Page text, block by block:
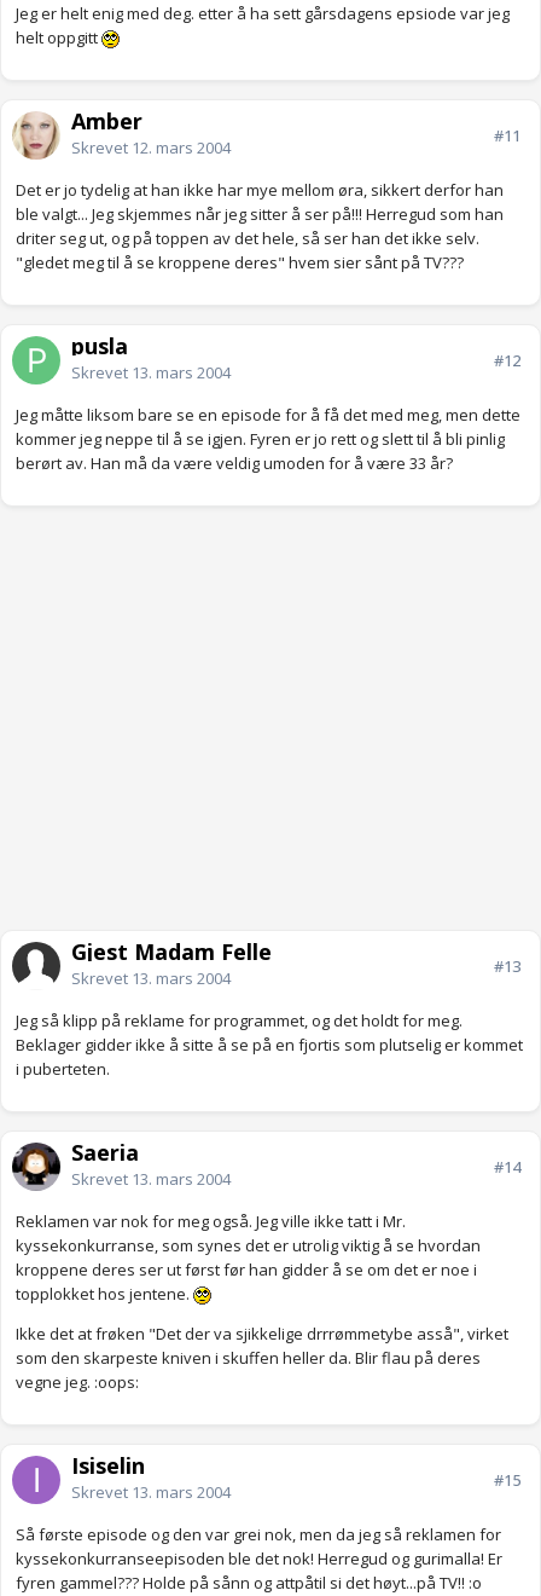
Jeg er helt enig med deg. etter å ha sett gårsdagens epsiode var jeg
helt oppgitt
Amber
Skrevet 12. mars 2004
#11
Det er jo tydelig at han ikke har mye mellom øra, sikkert derfor han
ble valgt... Jeg skjemmes når jeg sitter å ser på!!! Herregud som han
driter seg ut, og på toppen av det hele, så ser han det ikke selv.
"gledet meg til å se kroppene deres" hvem sier sånt på TV???
pusla
Skrevet 13. mars 2004
#12
Jeg måtte liksom bare se en episode for å få det med meg, men dette
kommer jeg neppe til å se igjen. Fyren er jo rett og slett til å bli pinlig
berørt av. Han må da være veldig umoden for å være 33 år?
Gjest Madam Felle
Skrevet 13. mars 2004
#13
Jeg så klipp på reklame for programmet, og det holdt for meg.
Beklager gidder ikke å sitte å se på en fjortis som plutselig er kommet
i puberteten.
Saeria
Skrevet 13. mars 2004
#14
Reklamen var nok for meg også. Jeg ville ikke tatt i Mr.
kyssekonkurranse, som synes det er utrolig viktig å se hvordan
kroppene deres ser ut først før han gidder å se om det er noe i
topplokket hos jentene.
Ikke det at frøken "Det der va sjikkelige drrrømmetybe asså", virket
som den skarpeste kniven i skuffen heller da. Blir flau på deres
vegne jeg. :oops:
Isiselin
Skrevet 13. mars 2004
#15
Så første episode og den var grei nok, men da jeg så reklamen for
kyssekonkurranseepisoden ble det nok! Herregud og gurimalla! Er
fyren gammel??? Holde på sånn og attpåtil si det høyt...på TV!! :o